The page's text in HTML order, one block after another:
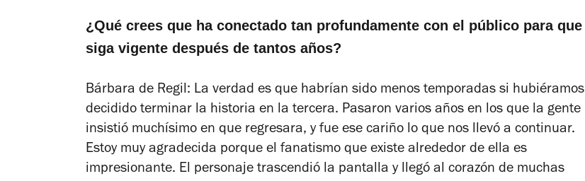
¿Qué crees que ha conectado tan profundamente con el público para que
siga vigente después de tantos años?
Bárbara de Regil: La verdad es que habrían sido menos temporadas si hubiéramos
decidido terminar la historia en la tercera. Pasaron varios años en los que la gente
insistió muchísimo en que regresara, y fue ese cariño lo que nos llevó a continuar.
Estoy muy agradecida porque el fanatismo que existe alrededor de ella es
impresionante. El personaje trascendió la pantalla y llegó al corazón de muchas